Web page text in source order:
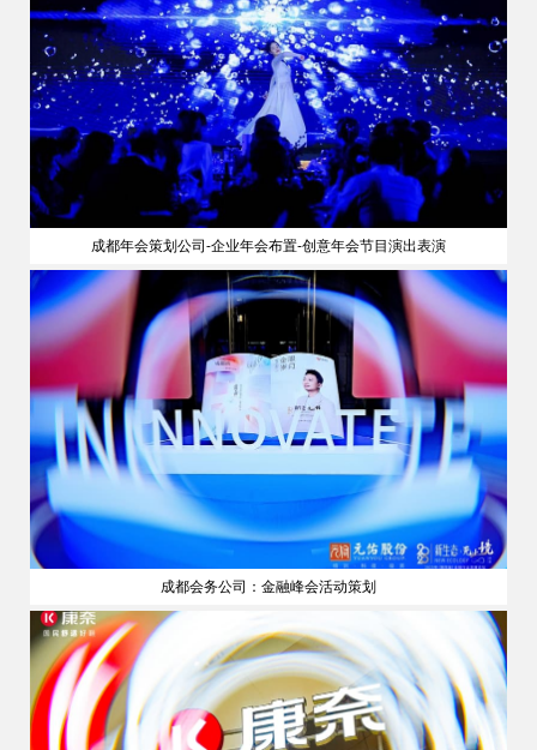
成都年会策划公司-企业年会布置-创意年会节目演出表演
成都会务公司：金融峰会活动策划